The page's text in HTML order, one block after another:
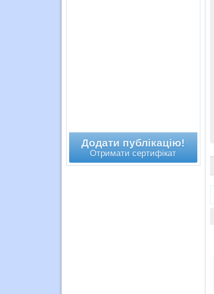
Додати публікацію!
Отримати сертифікат